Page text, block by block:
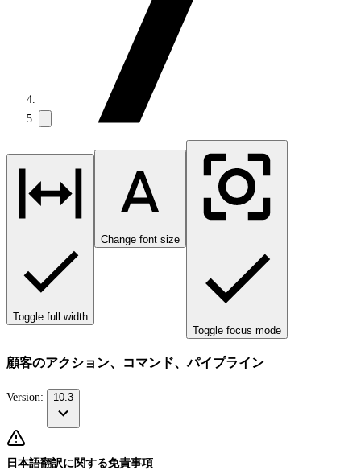
Toggle full width
Change font size
Toggle focus mode
顧客のアクション、コマンド、パイプライン
Version: 10.3
日本語翻訳に関する免責事項